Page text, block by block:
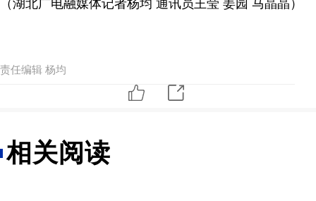
（湖北广电融媒体记者杨均 通讯员王莹 姜园 马晶晶）
责任编辑 杨均
相关阅读